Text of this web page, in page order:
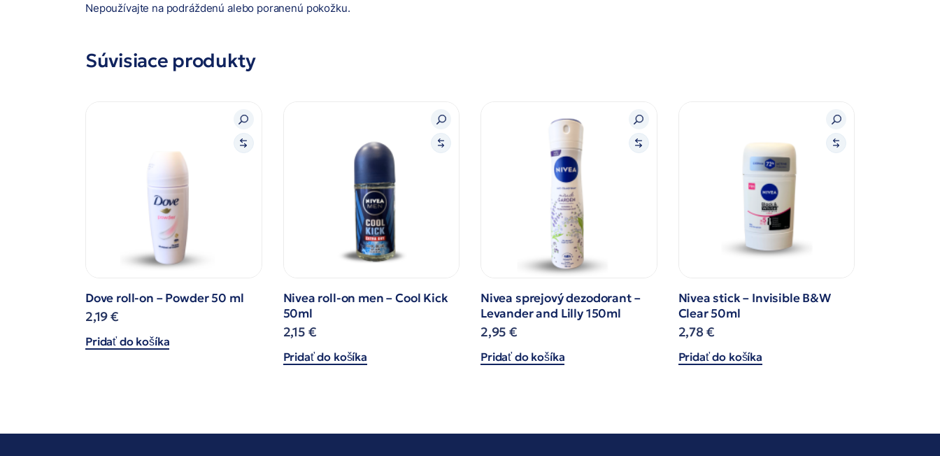
Nepoužívajte na podráždenú alebo poranenú pokožku.
Súvisiace produkty
Dove roll-on – Powder 50 ml
2,19€
Pridať do košíka
Nivea roll-on men – Cool Kick
50ml
2,15 €
Pridať do košíka
Nivea sprejový dezodorant –
Levander and Lilly 150ml
2,95€
Pridať do košíka
Nivea stick – Invisible B&W
Clear 50ml
2,78€
Pridať do košíka